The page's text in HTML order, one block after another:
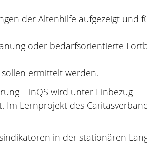
der Altenhilfe aufgezeigt und
oder bedarfsorientierte
ermittelt werden.
– inQS wird unter Einbezug
Im Lernprojekt des
in der stationären